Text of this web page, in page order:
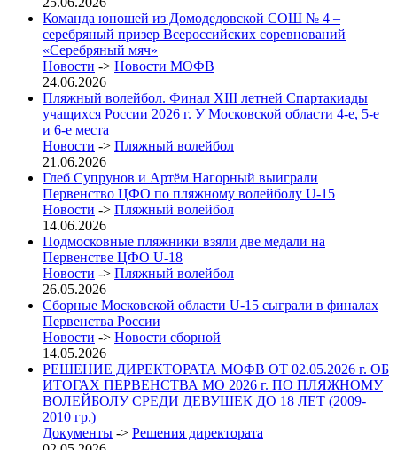
Команда юношей из Домодедовской СОШ № 4 –
серебряный призер Всероссийских соревнований
«Серебряный мяч»
Новости -> Новости МОФВ
24.06.2026
Пляжный волейбол. Финал XIII летней Спартакиады
учащихся России 2026 г. У Московской области 4-е, 5-е
и 6-е места
Новости -> Пляжный волейбол
21.06.2026
Глеб Супрунов и Артём Нагорный выиграли
Первенство ЦФО по пляжному волейболу U-15
Новости -> Пляжный волейбол
14.06.2026
Подмосковные пляжники взяли две медали на
Первенстве ЦФО U-18
Новости -> Пляжный волейбол
26.05.2026
Сборные Московской области U-15 сыграли в финалах
Первенства России
Новости -> Новости сборной
14.05.2026
РЕШЕНИЕ ДИРЕКТОРАТА МОФВ ОТ 02.05.2026 г. ОБ
ИТОГАХ ПЕРВЕНСТВА МО 2026 г. ПО ПЛЯЖНОМУ
ВОЛЕЙБОЛУ СРЕДИ ДЕВУШЕК ДО 18 ЛЕТ (2009-
2010 гр.)
Документы -> Решения директората